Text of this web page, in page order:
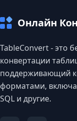
Онлайн
TableConvert - это
конвертации
поддерживающий
форматами,
SQL и другие.